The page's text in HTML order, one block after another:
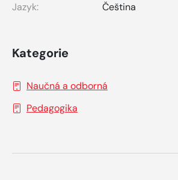
Jazyk:
Čeština
Kategorie
Naučná a odborná
Pedagogika